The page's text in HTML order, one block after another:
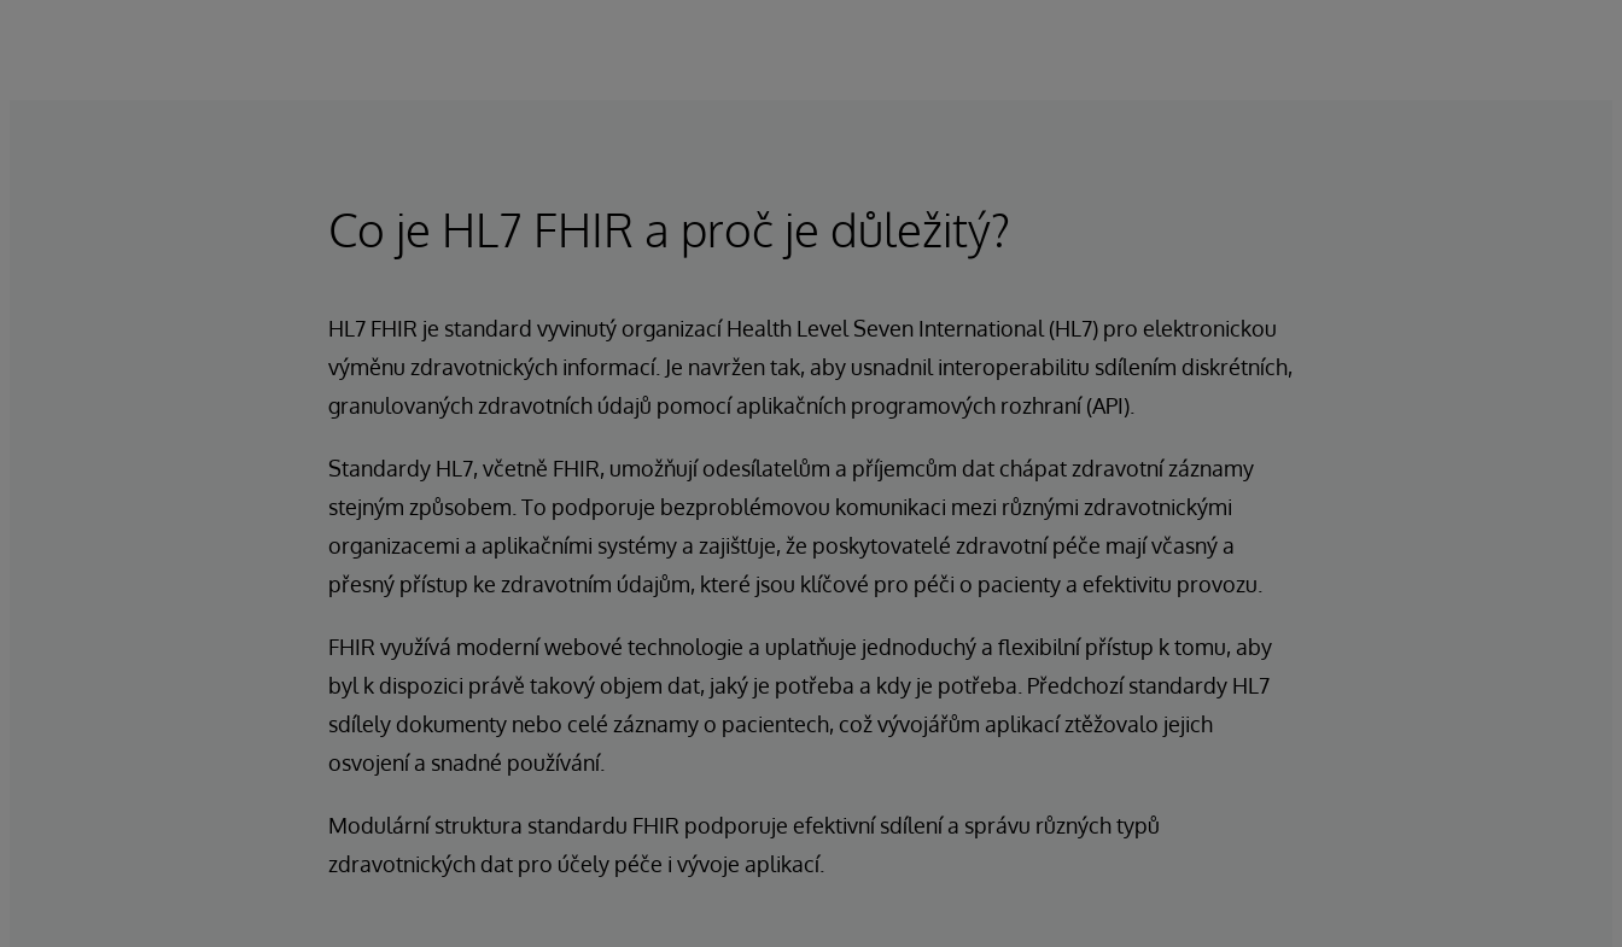
Co je HL7 FHIR a proč je důležitý?
HL7 FHIR je standard vyvinutý organizací Health Level Seven International (HL7) pro elektronickou
výměnu zdravotnických informací. Je navržen tak, aby usnadnil interoperabilitu sdílením diskrétních,
granulovaných zdravotních údajů pomocí aplikačních programových rozhraní (API).
Standardy HL7, včetně FHIR, umožňují odesílatelům a příjemcům dat chápat zdravotní záznamy
stejným způsobem. To podporuje bezproblémovou komunikaci mezi různými zdravotnickými
organizacemi a aplikačními systémy a zajišťuje, že poskytovatelé zdravotní péče mají včasný a
přesný přístup ke zdravotním údajům, které jsou klíčové pro péči o pacienty a efektivitu provozu.
FHIR využívá moderní webové technologie a uplatňuje jednoduchý a flexibilní přístup k tomu, aby
byl k dispozici právě takový objem dat, jaký je potřeba a kdy je potřeba. Předchozí standardy HL7
sdílely dokumenty nebo celé záznamy o pacientech, což vývojářům aplikací ztěžovalo jejich
osvojení a snadné používání.
Modulární struktura standardu FHIR podporuje efektivní sdílení a správu různých typů
zdravotnických dat pro účely péče i vývoje aplikací.